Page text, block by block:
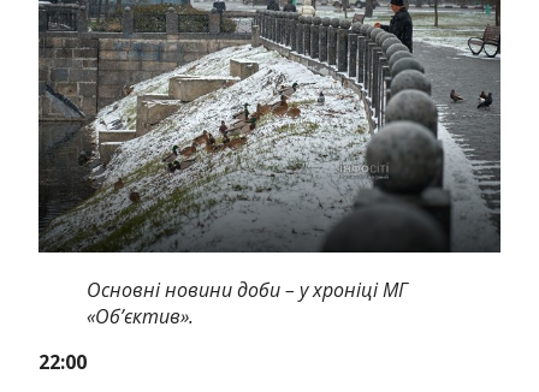
Основні новини доби – у хроніці МГ
«Об’єктив».
22:00